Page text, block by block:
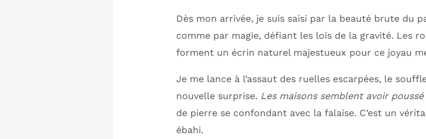
Dès mon arrivée, je suis saisi par la beauté brute du
comme par magie, défiant les lois de la gravité. Les
forment un écrin naturel majestueux pour ce joyau
Je me lance à l’assaut des ruelles escarpées, le
nouvelle surprise. Les maisons semblent avoir
de pierre se confondant avec la falaise. C’est un
ébahi.